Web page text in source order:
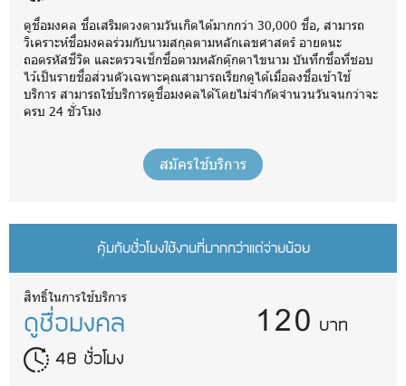
ดูชื่อมงคล ชื่อเสริมดวงตามวันเกิดได้มากกว่า 30,000 ชื่อ, สามารถ
วิเคราะห์ชื่อมงคลร่วมกับนามสกุลตามหลักเลขศาสตร์ อายตนะ
ถอดรหัสชีวิต และตรวจเช็กชื่อตามหลักตุ๊กตาไขนาม บันทึกชื่อที่ชอบ
ไว้เป็นรายชื่อส่วนตัวเฉพาะคุณสามารถเรียกดูได้เมื่อลงชื่อเข้าใช้
บริการ สามารถใช้บริการดูชื่อมงคลได้โดยไม่จำกัดจำนวนวันจนกว่าจะ
ครบ 24 ชั่วโมง
สมัครใช้บริการ
คุ้มกับชั่วโมงใช้งานที่มากกว่าแต่จ่ายน้อย
สิทธิ์ในการใช้บริการ
ดูชื่อมงคล
48 ชั่วโมง
120 บาท